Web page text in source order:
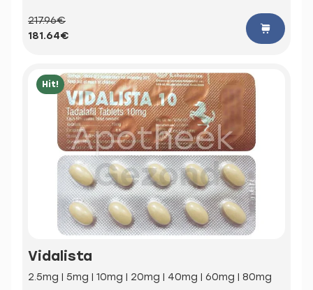
217.96€
181.64€
Hit!
Vidalista
2.5mg | 5mg | 10mg | 20mg | 40mg | 60mg | 80mg